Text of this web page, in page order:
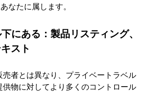
なたに属します。
にある：製品リスティング、
スト
者とは異なり、プライベートラベル
物に対してより多くのコントロール